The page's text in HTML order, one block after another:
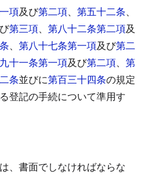
項及び第二項、 第五十二条、
第三項、 第八十二条第二項及
、 第八十七条第一項及び第二
十一条第一項及び第二項、 第
条並びに第百三十四条の規定
登記の手続について準用す
、書面でしなければならな